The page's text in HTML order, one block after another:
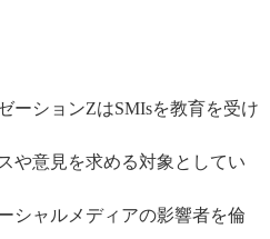
ーションZはSMIsを教育を受け
や意見を求める対象としてい
シャルメディアの影響者を倫